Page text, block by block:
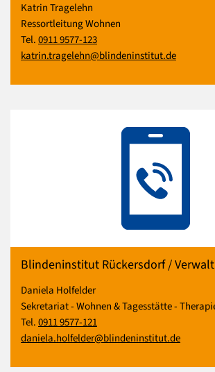
Katrin Tragelehn
Ressortleitung Wohnen
Tel.0911 9577-123
katrin.tragelehn@blindeninstitut.de
Blindeninstitut Rückersdorf /
Daniela Holfelder
Sekretariat - Wohnen & Tagesstätte -
Tel.0911 9577-121
daniela.holfelder@blindeninstitut.de